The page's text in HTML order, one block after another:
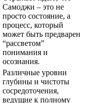
Самоджи – это не
просто состояние, а
процесс, который
может быть предварен
“рассветом”
понимания и
осознания.
Различные уровни
глубины и чистоты
сосредоточения,
ведущие к полному